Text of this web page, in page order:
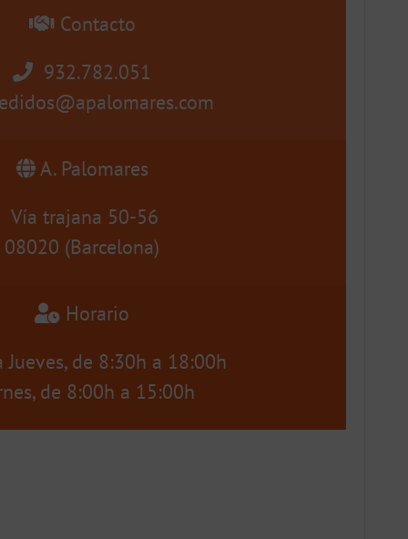
Contacto
932.782.051
A. Palomares
Vía trajana 50-56
08020 (Barcelona)
Horario
Jueves, de 8:30h a 18:00h
de 8:00h a 15:00h